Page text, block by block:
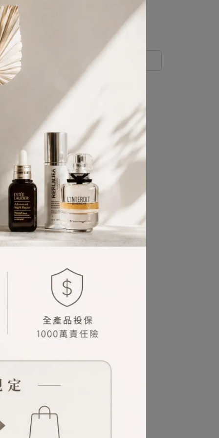
點 (約等於
規格說明
而異。
或封膜)，為免消費者疑惑，特此說明。
。如要求完美者，不建議使用網路購物。